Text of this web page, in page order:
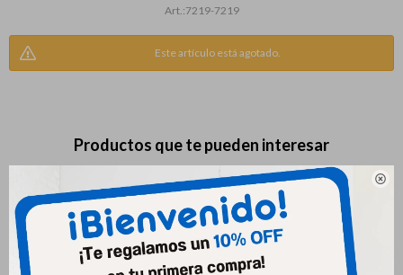

7219-7219
Este artículo está agotado.
Productos que te pueden interesar